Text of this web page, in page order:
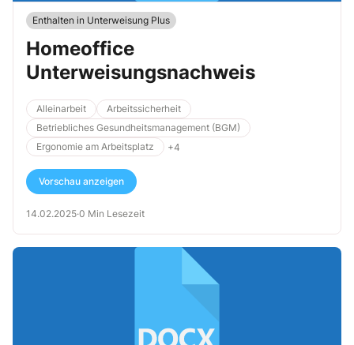
Enthalten in Unterweisung Plus
Homeoffice
Unterweisungsnachweis
Alleinarbeit
Arbeitssicherheit
Betriebliches Gesundheitsmanagement (BGM)
Ergonomie am Arbeitsplatz
+4
Vorschau anzeigen
14.02.2025·0 Min Lesezeit